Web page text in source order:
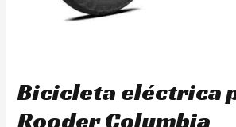
Bicicleta eléctrica
Rooder Columbia